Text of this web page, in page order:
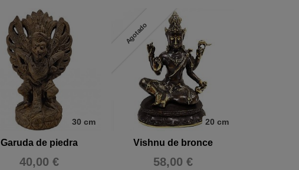
30 cm
Garuda de piedra
40,00 €
Agotado
20 cm
Vishnu de bronce
58,00 €